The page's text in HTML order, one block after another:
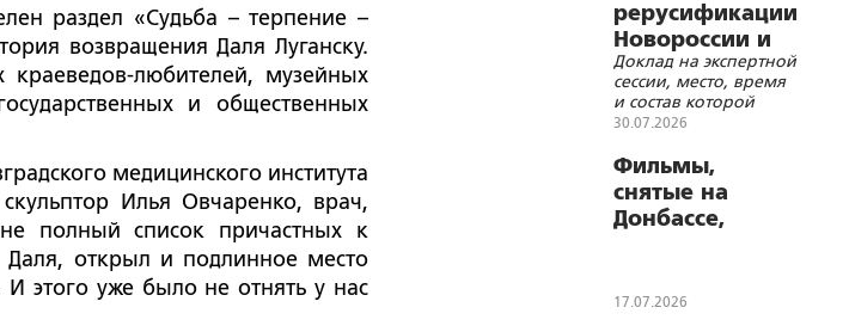
раздел «Судьба – терпение –
возвращения Даля Луганску.
любителей, музейных
и общественных
медицинского института
Илья Овчаренко, врач,
полный список причастных к
открыл и подлинное место
этого уже было не отнять у нас
рерусификации
Новороссии и
Малороссии
Доклад на экспертной
сессии, место, время
и состав которой
просили не
30.07.2026
Фильмы,
снятые на
Донбассе,
17.07.2026